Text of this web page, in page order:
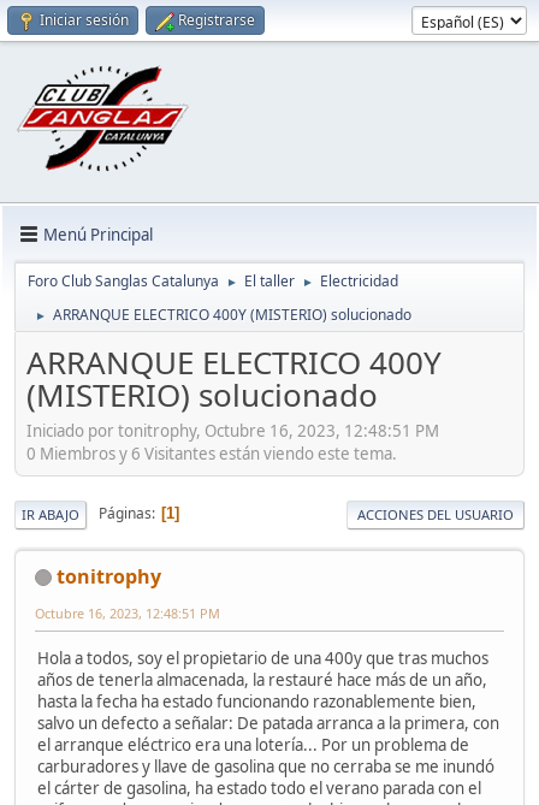
Iniciar sesión Registrarse
Menú Principal
Foro Club Sanglas Catalunya ► El taller ► Electricidad
► ARRANQUE ELECTRICO 400Y (MISTERIO) solucionado
ARRANQUE ELECTRICO 400Y
(MISTERIO) solucionado
Iniciado por tonitrophy, Octubre 16, 2023, 12:48:51 PM
0 Miembros y 6 Visitantes están viendo este tema.
IR ABAJO Páginas 1 ACCIONES DEL USUARIO
tonitrophy
Octubre 16, 2023, 12:48:51 PM
Hola a todos, soy el propietario de una 400y que tras muchos
años de tenerla almacenada, la restauré hace más de un año,
hasta la fecha ha estado funcionando razonablemente bien,
salvo un defecto a señalar: De patada arranca a la primera, con
el arranque eléctrico era una lotería... Por un problema de
carburadores y llave de gasolina que no cerraba se me inundó
el cárter de gasolina, ha estado todo el verano parada con el